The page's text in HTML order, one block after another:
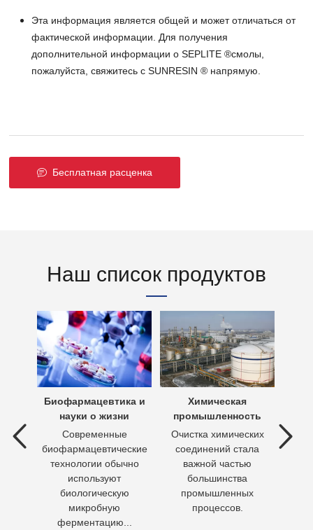
Эта информация является общей и может отличаться от
фактической информации. Для получения
дополнительной информации о SEPLITE ®смолы,
пожалуйста, свяжитесь с SUNRESIN ® напрямую.
Бесплатная расценка
Наш список продуктов
Биофармацевтика и
науки о жизни
Современные
биофармацевтические
технологии обычно
используют
биологическую
микробную
ферментацию...
Химическая
промышленность
Очистка химических
соединений стала
важной частью
большинства
промышленных
процессов.